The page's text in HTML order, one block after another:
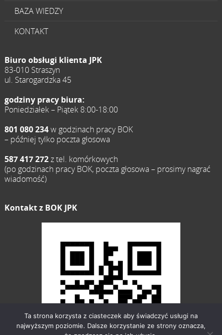
BAZA WIEDZY
KONTAKT
Biuro obsługi klienta JPK
83-010 Straszyn
ul. Starogardzka 45
godziny pracy biura:
Poniedziałek – Piątek 8:00-18:00
801 080 234w godzinach pracy BOK
– później tylko poczta głosowa
587 417 272z tel. komórkowych
(po godzinach pracy BOK, poczta głosowa – prosimy nagrać
wiadomość)
Kontakt z BOK JPK
Ta strona korzysta z ciasteczek aby świadczyć usługi na
najwyższym poziomie. Dalsze korzystanie ze strony oznacza,